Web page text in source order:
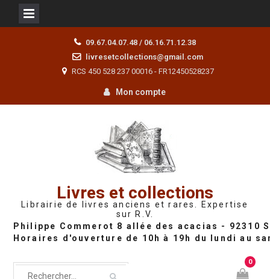
09.67.04.07.48 / 06.16.71.12.38
livresetcollections@gmail.com
RCS 450 528 237 00016 - FR12450528237
Mon compte
Livres et collections
Librairie de livres anciens et rares. Expertise
sur R.V.
0